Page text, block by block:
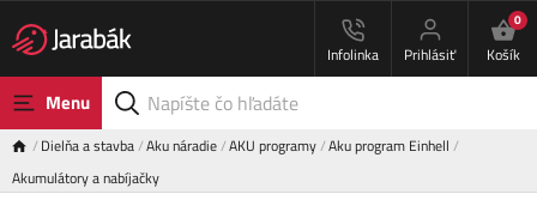
Infolinka Prihlásiť
0
Košík
Menu
Dielňa a stavba Aku náradie AKU programy Aku program Einhell
Akumulátory a nabíjačky